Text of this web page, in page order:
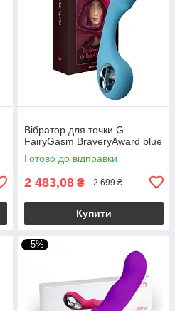
Вібратор для точки G
FairyGasm BraveryAward blue
Готово до відправки
2 483,08 ₴ 2 699 ₴
Купити
–5%